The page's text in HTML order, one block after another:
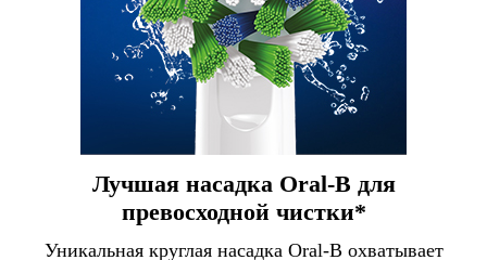
Лучшая насадка Oral-B для
превосходной чистки*
Уникальная круглая насадка Oral-B охватывает